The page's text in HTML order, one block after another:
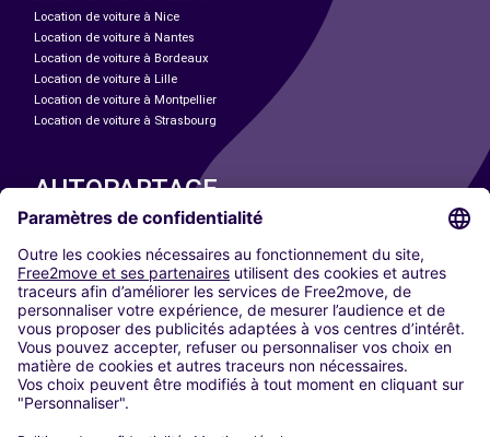
Location de voiture à Nice
Location de voiture à Nantes
Location de voiture à Bordeaux
Location de voiture à Lille
Location de voiture à Montpellier
Location de voiture à Strasbourg
AUTOPARTAGE
Paris
Madrid
Washington DC
Milan
Rome
Turin
Vienne
Berlin